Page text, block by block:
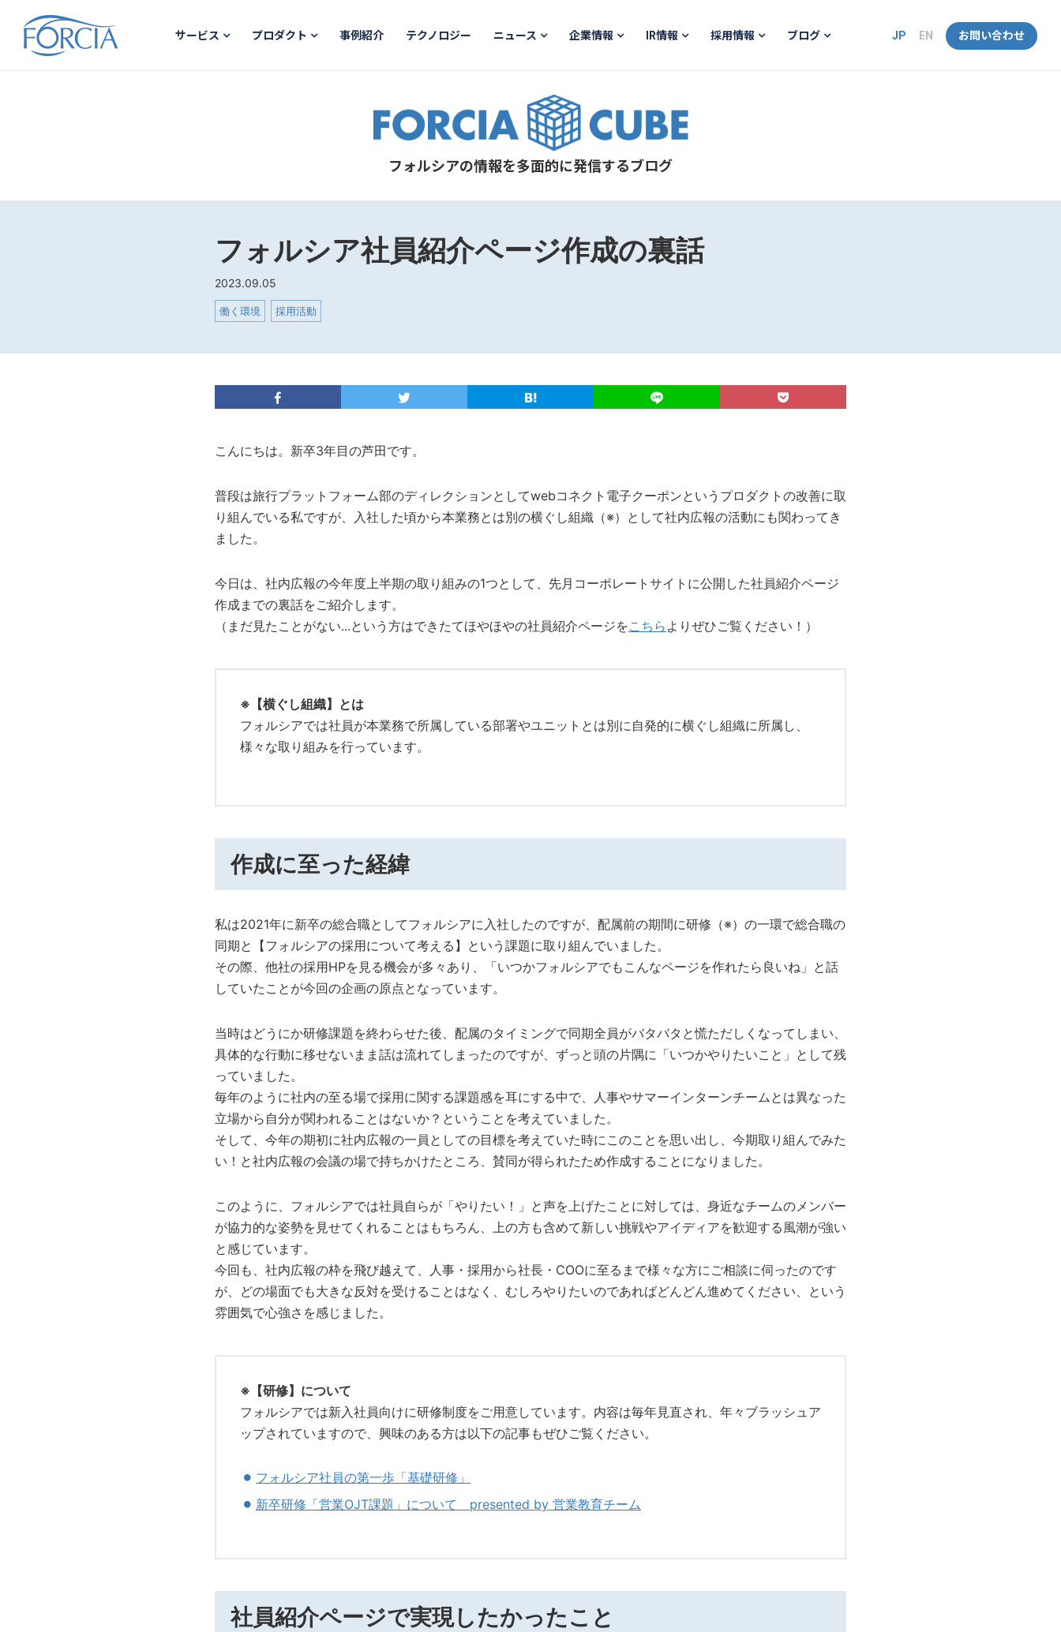
サービス プロダクト 事例紹介 テクノロジー ニュース 企業情報 IR情報 採用情報 ブログ JP EN お問い合わせ
フォルシアの情報を多面的に発信するブログ
フォルシア社員紹介ページ作成の裏話
2023.09.05
働く環境 採用活動
こんにちは。新卒3年目の芦田です。
普段は旅行プラットフォーム部のディレクションとしてwebコネクト電子クーポンというプロダクトの改善に取
り組んでいる私ですが、入社した頃から本業務とは別の横ぐし組織（※）として社内広報の活動にも関わってき
ました。
今日は、社内広報の今年度上半期の取り組みの1つとして、先月コーポレートサイトに公開した社員紹介ページ
作成までの裏話をご紹介します。
（まだ見たことがない...という方はできたてほやほやの社員紹介ページをこちら よりぜひご覧ください！）
※【横ぐし組織】とは
フォルシアでは社員が本業務で所属している部署やユニットとは別に自発的に横ぐし組織に所属し、
様々な取り組みを行っています。
作成に至った経緯
私は2021年に新卒の総合職としてフォルシアに入社したのですが、配属前の期間に研修（※）の一環で総合職の
同期と【フォルシアの採用について考える】という課題に取り組んでいました。
その際、他社の採用HPを見る機会が多々あり、「いつかフォルシアでもこんなページを作れたら良いね」と話
していたことが今回の企画の原点となっています。
当時はどうにか研修課題を終わらせた後、配属のタイミングで同期全員がバタバタと慌ただしくなってしまい、
具体的な行動に移せないまま話は流れてしまったのですが、ずっと頭の片隅に「いつかやりたいこと」として残
っていました。
毎年のように社内の至る場で採用に関する課題感を耳にする中で、人事やサマーインターンチームとは異なった
立場から自分が関われることはないか？ということを考えていました。
そして、今年の期初に社内広報の一員としての目標を考えていた時にこのことを思い出し、今期取り組んでみた
い！と社内広報の会議の場で持ちかけたところ、賛同が得られたため作成することになりました。
このように、フォルシアでは社員自らが「やりたい！」と声を上げたことに対しては、身近なチームのメンバー
が協力的な姿勢を見せてくれることはもちろん、上の方も含めて新しい挑戦やアイディアを歓迎する風潮が強い
と感じています。
今回も、社内広報の枠を飛び越えて、人事・採用から社長・COOに至るまで様々な方にご相談に伺ったのです
が、どの場面でも大きな反対を受けることはなく、むしろやりたいのであればどんどん進めてください、という
雰囲気で心強さを感じました。
※【研修】について
フォルシアでは新入社員向けに研修制度をご用意しています。内容は毎年見直され、年々ブラッシュア
ップされていますので、興味のある方は以下の記事もぜひご覧ください。
フォルシア社員の第一歩「基礎研修」
新卒研修「営業OJT課題」について presented by 営業教育チーム
社員紹介ページで実現したかったこと